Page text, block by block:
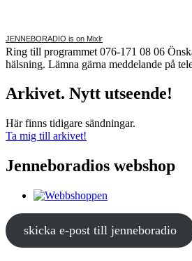
JENNEBORADIO is on Mixlr
Ring till programmet 076-171 08 06
hälsning. Lämna gärna meddelande på
Arkivet. Nytt utseende!
Här finns tidigare sändningar.
Ta mig till arkivet!
Jenneboradios webshop
skicka e-post till jenneboradio